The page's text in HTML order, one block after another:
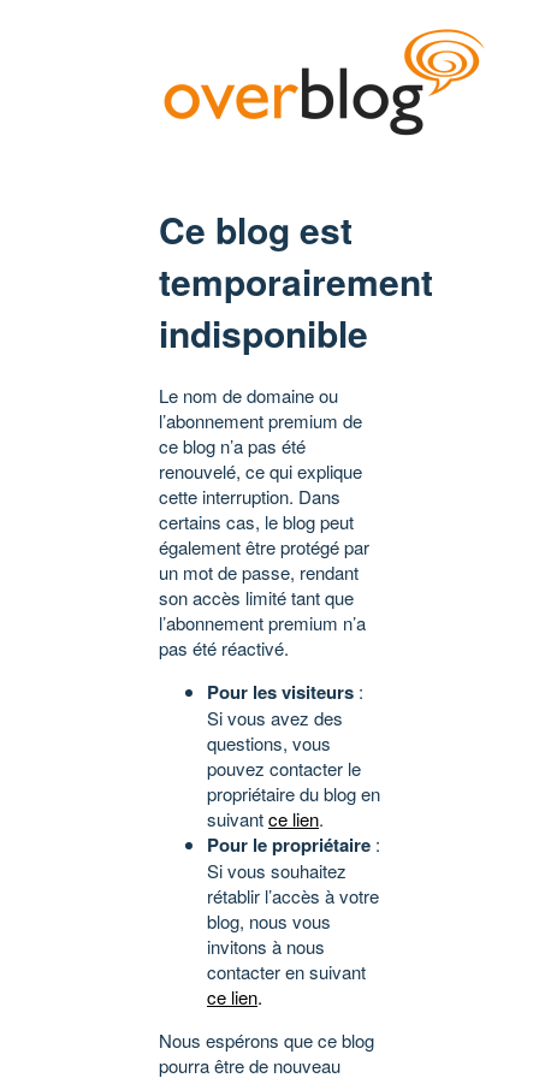
Ce blog est
temporairement
indisponible
Le nom de domaine ou
l’abonnement premium de
ce blog n’a pas été
renouvelé, ce qui explique
cette interruption. Dans
certains cas, le blog peut
également être protégé par
un mot de passe, rendant
son accès limité tant que
l’abonnement premium n’a
pas été réactivé.
Pour les visiteurs :
Si vous avez des
questions, vous
pouvez contacter le
propriétaire du blog en
suivantce lien.
Pour le propriétaire :
Si vous souhaitez
rétablir l’accès à votre
blog, nous vous
invitons à nous
contacter en suivant
ce lien.
Nous espérons que ce blog
pourra être de nouveau